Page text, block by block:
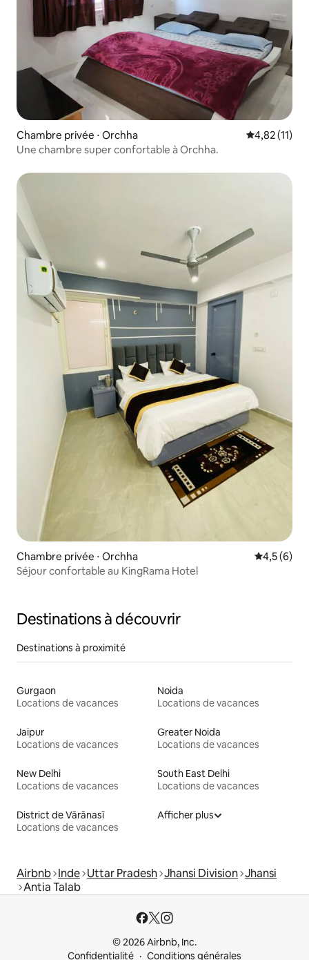
Chambre privée ⋅ Orchha Évaluation
4,82 (11)
Une chambre super confortable à Orchha.
Chambre privée ⋅ Orchha Évaluation
4,5 (6)
Séjour confortable au KingRama Hotel
Destinations à découvrir
Destinations à proximité
Gurgaon
Locations de vacances
Noida
Locations de vacances
Jaipur
Locations de vacances
Greater Noida
Locations de vacances
New Delhi
Locations de vacances
South East Delhi
Locations de vacances
District de Vārānasī
Locations de vacances
Afficher plus
Airbnb Inde Uttar Pradesh Jhansi Division Jhansi
Antia Talab
© 2026 Airbnb, Inc.
Confidentialité
Conditions générales